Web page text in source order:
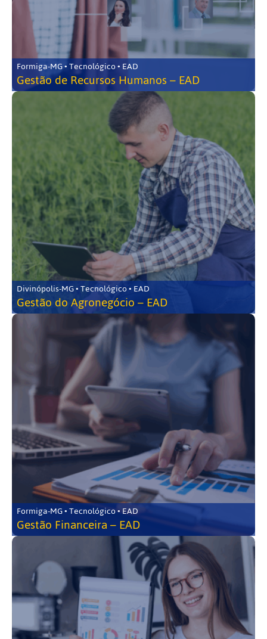
Formiga-MG • Tecnológico • EAD
Gestão de Recursos Humanos – EAD
Divinópolis-MG • Tecnológico • EAD
Gestão do Agronegócio – EAD
Formiga-MG • Tecnológico • EAD
Gestão Financeira – EAD